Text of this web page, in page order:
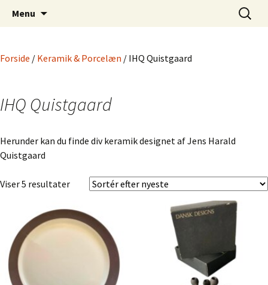
Retro-Shoppen.DK
Dansk Design fra 1940 til 1980
Menu
Søg
efter:
Forside / Keramik & Porcelæn / IHQ Quistgaard
IHQ Quistgaard
Herunder kan du finde div keramik designet af Jens Harald
Quistgaard
Viser 5 resultaterSorteret
seneste